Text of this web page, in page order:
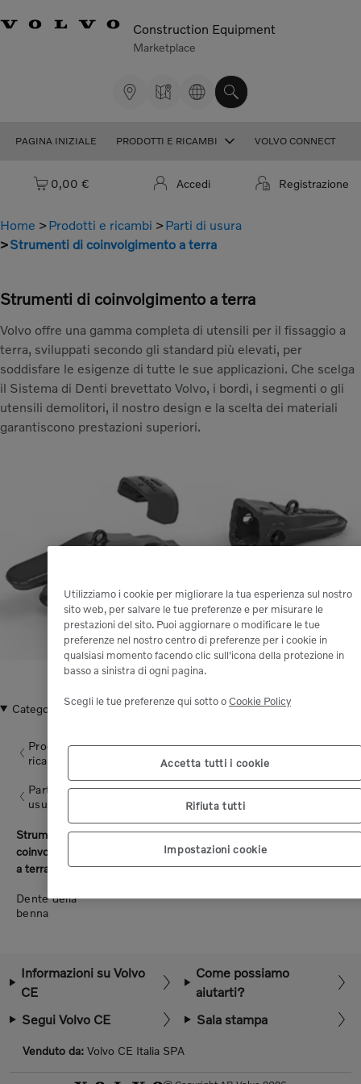
Construction Equipment
Marketplace
PAGINA INIZIALE PRODOTTI E RICAMBI VOLVO CONNECT
Carrello: vuoto
0,00 € Accedi Registrazione
Home Prodotti e ricambi
Parti di usura
Strumenti di coinvolgimento a terra
Strumenti di coinvolgimento a terra
Volvo offre una gamma completa di utensili per il fissaggio a
terra, sviluppati secondo gli standard più elevati, per
soddisfare le esigenze di tutte le sue applicazioni. Che scelga
il Sistema di Denti brevettato Volvo, i bordi, i segmenti o gli
utensili demolitori, il nostro design e la scelta dei materiali
garantiscono prestazioni superiori.
Categorie
Prodotti e
ricambi
Parti di
usura
Strumenti di
coinvolgimento
a terra
Dente della
benna
Aggiungi al carrello
1 - 2 giorno(i)
Informazioni su Volvo
CE
Come possiamo
aiutarti?
Segui Volvo CE
Sala stampa
Venduto da: Volvo CE Italia SPA
Utilizziamo i cookie per migliorare la tua esperienza sul nostro
sito web, per salvare le tue preferenze e per misurare le
prestazioni del sito. Puoi aggiornare o modificare le tue
preferenze nel nostro centro di preferenze per i cookie in
qualsiasi momento facendo clic sull'icona della protezione in
basso a sinistra di ogni pagina.
Scegli le tue preferenze qui sotto oCookie Policy
Accetta tutti i cookie
Rifiuta tutti
Impostazioni cookie